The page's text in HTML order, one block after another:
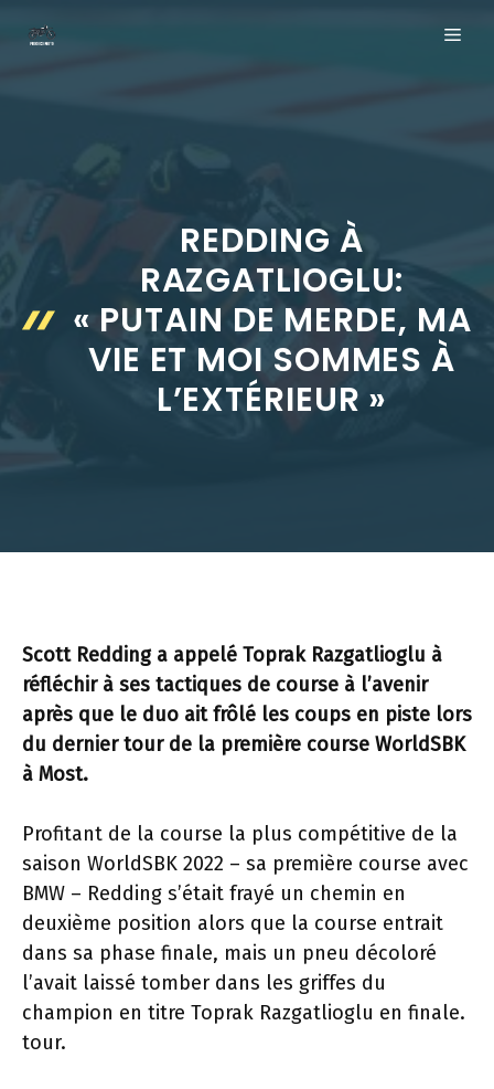
REDDING À
RAZGATLIOGLU:
« PUTAIN DE MERDE, MA
VIE ET MOI SOMMES À
L’EXTÉRIEUR »
Scott Redding a appelé Toprak Razgatlioglu à
réfléchir à ses tactiques de course à l’avenir
après que le duo ait frôlé les coups en piste lors
du dernier tour de la première course WorldSBK
à Most.
Profitant de la course la plus compétitive de la
saison WorldSBK 2022 – sa première course avec
BMW – Redding s’était frayé un chemin en
deuxième position alors que la course entrait
dans sa phase finale, mais un pneu décoloré
l’avait laissé tomber dans les griffes du
champion en titre Toprak Razgatlioglu en finale.
tour.